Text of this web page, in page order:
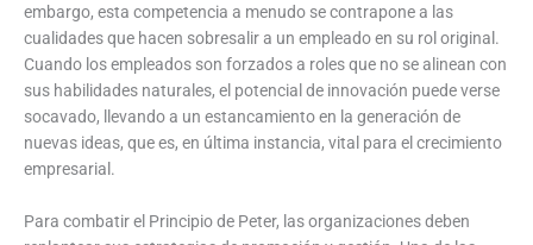
embargo, esta competencia a menudo se contrapone a las
cualidades que hacen sobresalir a un empleado en su rol original.
Cuando los empleados son forzados a roles que no se alinean con
sus habilidades naturales, el potencial de innovación puede verse
socavado, llevando a un estancamiento en la generación de
nuevas ideas, que es, en última instancia, vital para el crecimiento
empresarial.
Para combatir el Principio de Peter, las organizaciones deben